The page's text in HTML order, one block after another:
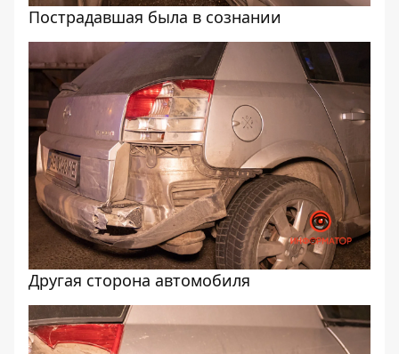
Пострадавшая была в сознании
Другая сторона автомобиля